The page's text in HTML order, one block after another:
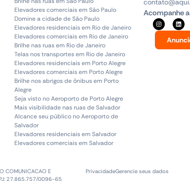
Elevadores comerciais em São Paulo
Domine a cidade de São Paulo
Elevadores residenciais em Rio de Janeiro
Elevadores comerciais em Rio de Janeiro
Brilhe nas ruas em Rio de Janeiro
Telas nos transportes em Rio de Janeiro
Elevadores residenciais em Porto Alegre
Elevadores comerciais em Porto Alegre
Brilhe nos abrigos de ônibus em Porto
Alegre
Seja visto no Aeroporto de Porto Alegre
Mais visibilidade nas ruas de Salvador
Alcance seu público no Aeroporto de
Salvador
Elevadores residenciais em Salvador
Elevadores comerciais em Salvador
Acompanhe
COMUNICACAO E
27.865.757/0096-65
PrivacidadeGerencie seus dados